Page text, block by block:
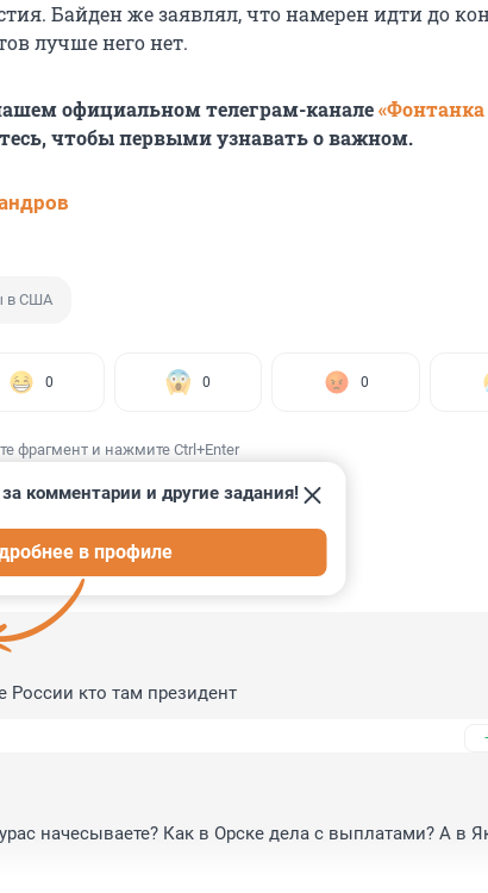
Байден же заявлял, что намерен идти до
лучше него нет.
официальном телеграм-канале«Фонтанка
чтобы первыми узнавать о важном.
в США
0 0 0
фрагмент и нажмите Ctrl+Enter
комментарии и другие задания!
в профиле
России кто там президент
начесываете? Как в Орске дела с выплатами? А в